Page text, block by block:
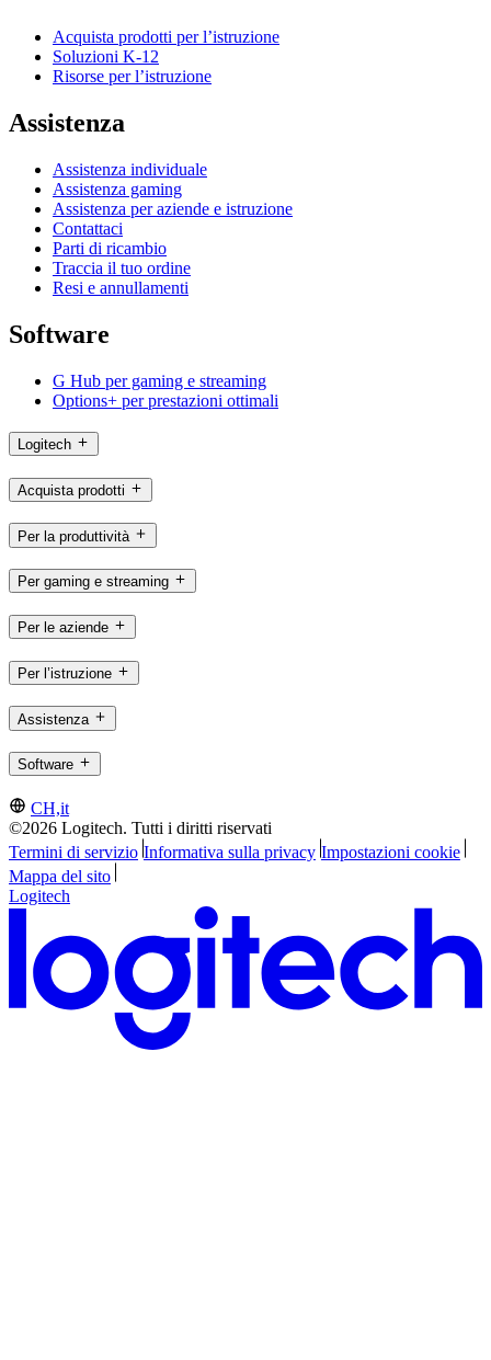
Acquista prodotti per l’istruzione
Soluzioni K-12
Risorse per l’istruzione
Assistenza
Assistenza individuale
Assistenza gaming
Assistenza per aziende e istruzione
Contattaci
Parti di ricambio
Traccia il tuo ordine
Resi e annullamenti
Software
G Hub per gaming e streaming
Options+ per prestazioni ottimali
Logitech
Acquista prodotti
Per la produttività
Per gaming e streaming
Per le aziende
Per l’istruzione
Assistenza
Software
CH,it
©2026 Logitech. Tutti i diritti riservati
Termini di servizio Informativa sulla privacy Impostazioni cookie
Mappa del sito
Logitech